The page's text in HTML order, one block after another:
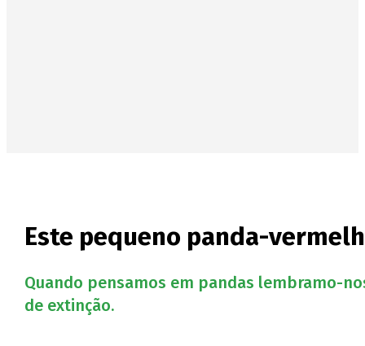
Este pequeno panda-
Quando pensamos em pandas lembramo-
de extinção.